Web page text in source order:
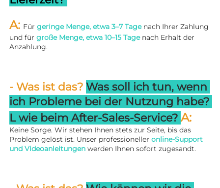
A: Für geringe Menge, etwa 3–7 Tage nach Ihrer Zahlung
und für große Menge, etwa 10–15 Tage nach Erhalt der
Anzahlung.
- Was ist das? Was soll ich tun, wenn
L wie beim After-Sales-Service?
Keine Sorge. Wir stehen Ihnen stets zur Seite, bis das
Problem gelöst ist. Unser professioneller online-Support
und Videoanleitungen werden Ihnen sofort zugesandt.